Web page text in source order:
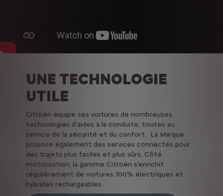
UNE TECHNOLOGIE
UTILE
Citroën équipe ses voitures de nombreuses
technologies d'aides à la conduite, toutes au
service de la sécurité et du confort. La Marque
propose également des services connectés pour
des trajets plus faciles et plus sûrs. Côté
motorisation, la gamme Citroën s'enrichit
régulièrement de voitures 100% électriques et
hybrides rechargeables.